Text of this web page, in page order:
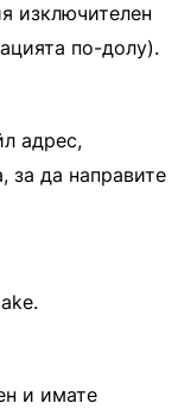
изключителен
по-долу).
адрес,
за да направите
и имате